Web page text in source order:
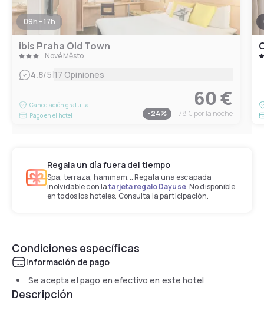
09h - 17h
ibis Praha Old Town
Nové Město
4.8/5|17 Opiniones
Cancelación gratuita
Pago en el hotel
60 €
-24% 78 €por la noche
Regala un día fuera del tiempo
Spa, terraza, hammam... Regala una escapada
inolvidable con latarjeta regalo Dayuse. No disponible
en todos los hoteles. Consulta la participación.
Condiciones específicas
Información de pago
Se acepta el pago en efectivo en este hotel
Descripción